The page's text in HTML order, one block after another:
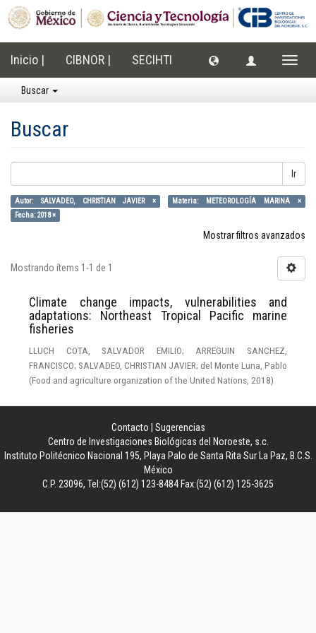
Inicio | CIBNOR | SECIHTI
Buscar
Buscar
Ir
Autor: SALVADEO, CHRISTIAN JAVIER ×
Materia: METEOROLOGÍA MARINA ×
Fecha: 2018 ×
Mostrar filtros avanzados
Mostrando ítems 1-1 de 1
Climate change impacts, vulnerabilities and
adaptations: Northeast Tropical Pacific marine
fisheries
LLUCH COTA, SALVADOR EMILIO; ARREGUIN SANCHEZ,
FRANCISCO; SALVADEO, CHRISTIAN JAVIER; del Monte Luna, Pablo
(Food and agriculture organization of the United Nations 2018)
Contacto
Sugerencias
Centro de Investigaciones Biológicas del Noroeste, s.c.
Instituto Politécnico Nacional 195, Playa Palo de Santa Rita Sur La Paz, B.C.S.
México
C.P. 23096, Tel:(52) (612) 123-8484 Fax:(52) (612) 125-3625